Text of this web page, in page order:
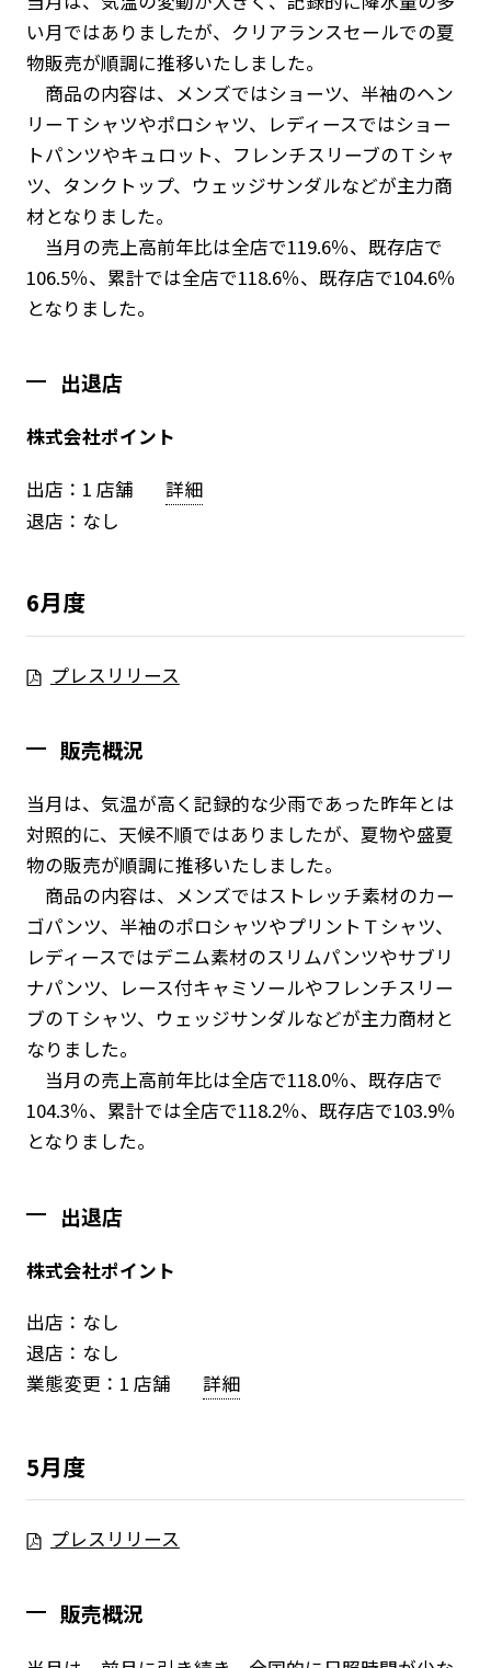
い月ではありましたが、クリアランスセールでの夏
物販売が順調に推移いたしました。
商品の内容は、メンズではショーツ、半袖のヘン
リーＴシャツやポロシャツ、レディースではショー
トパンツやキュロット、フレンチスリーブのＴシャ
ツ、タンクトップ、ウェッジサンダルなどが主力商
材となりました。
当月の売上高前年比は全店で119.6％、既存店で
106.5％、累計では全店で118.6％、既存店で104.6％
となりました。
出退店
株式会社ポイント
出店：1 店舗
詳細
退店：なし
6月度
プレスリリース
販売概況
当月は、気温が高く記録的な少雨であった昨年とは
対照的に、天候不順ではありましたが、夏物や盛夏
物の販売が順調に推移いたしました。
商品の内容は、メンズではストレッチ素材のカー
ゴパンツ、半袖のポロシャツやプリントＴシャツ、
レディースではデニム素材のスリムパンツやサブリ
ナパンツ、レース付キャミソールやフレンチスリー
ブのＴシャツ、ウェッジサンダルなどが主力商材と
なりました。
当月の売上高前年比は全店で118.0％、既存店で
104.3％、累計では全店で118.2％、既存店で103.9％
となりました。
出退店
株式会社ポイント
出店：なし
退店：なし
業態変更：1 店舗
詳細
5月度
プレスリリース
販売概況